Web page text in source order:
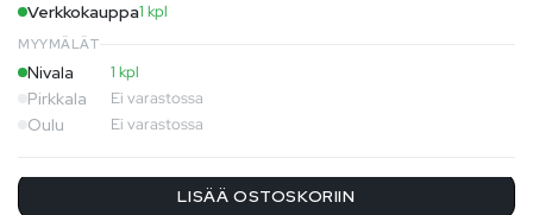
Verkkokauppa1 kpl
MYYMÄLÄT
Nivala 1 kpl
Pirkkala Ei varastossa
Oulu Ei varastossa
LISÄÄ OSTOSKORIIN